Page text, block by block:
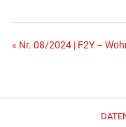
« Nr. 08/2024 | F2Y –